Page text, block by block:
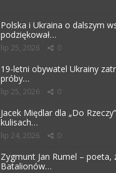
Polska i Ukraina o dalszym
podziękował…
lip 25, 2026 0
19-letni obywatel Ukrainy
próby…
lip 25, 2026 0
Jacek Międlar dla „Do
kulisach…
lip 24, 2026 0
Zygmunt Jan Rumel – poeta,
Batalionów…